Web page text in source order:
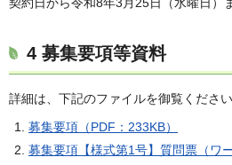
4 募集要項等資料
詳細は、下記のファイルを御覧ください
募集要項（PDF：233KB）
募集要項【様式第1号】質問票（ワ